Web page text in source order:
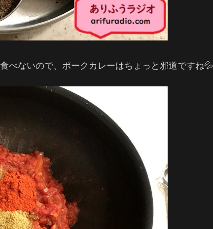
べないので、ポークカレーはちょっと邪道ですね💦